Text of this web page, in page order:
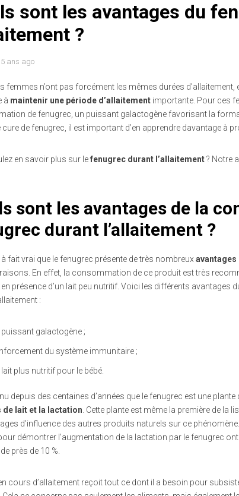
sont les avantages du
?
5 ans ago
femmes n’ont pas forcément les mêmes durées d’allaitement,
à maintenir une période d’allaitement importante. Pour ces
de fenugrec, un puissant galactogène favorisant la
cure de fenugrec, il est important d’en apprendre davantage à
en savoir plus sur lefenugrec durant l’allaitement? Notre
sont les avantages de la
durant l’allaitement ?
à fait vrai que le fenugrec présente de très nombreuxavantages
En effet, la consommation de ce produit est très
présence d’un lait peu nutritif. Voici les différents avantages
:
puissant galactogène ;
du système immunitaire ;
lait plus nutritif pour le bébé.
depuis des centaines d’années que le fenugrec est une
de lait et la lactation. Cette plante est même la première de la
d’influence des autres produits naturels sur ce
démontrer l’augmentation de la lactation par le fenugrec
près de 10 %.
cours d’allaitement reçoit tout ce dont il a besoin pour